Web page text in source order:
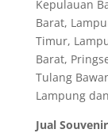
Kepulauan
Barat,
Timur,
Barat,
Tulang
Lampung
Jual